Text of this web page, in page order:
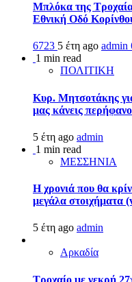
Μπλόκα της
Εθνική Οδό
6723 5 έτη ago admin
1 min read
ΠΟΛΙΤΙΚΗ
Κυρ. Μητσοτάκης
μας κάνεις
5 έτη ago admin
1 min read
ΜΕΣΣΗΝΙΑ
Η χρονιά που θα
μεγάλα στοιχήματα
5 έτη ago admin
Αρκαδία
Τροχαίο με νεκρή